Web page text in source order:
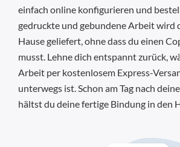
einfach online konfigurieren und
gedruckte und gebundene Arbeit wird
Hause geliefert, ohne dass du einen
musst. Lehne dich entspannt zurück,
Arbeit per kostenlosem Express-
unterwegs ist. Schon am Tag nach
hältst du deine fertige Bindung in den